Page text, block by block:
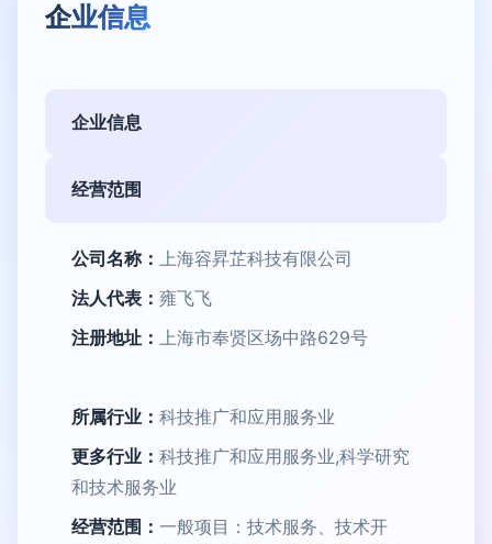
企业信息
企业信息
经营范围
公司名称： 上海容昇芷科技有限公司
法人代表： 雍飞飞
注册地址： 上海市奉贤区场中路629号
所属行业： 科技推广和应用服务业
更多行业： 科技推广和应用服务业,科学研究
和技术服务业
经营范围： 一般项目：技术服务、技术开